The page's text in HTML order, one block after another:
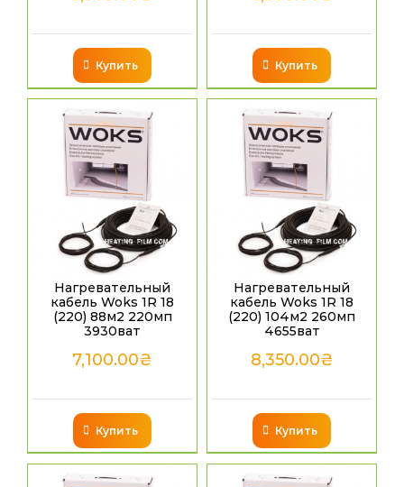
Купить Купить
Нагревательный
кабель Woks 1R 18
(220) 88м2 220мп
3930ват
7,100.00₴
Купить
Нагревательный
кабель Woks 1R 18
(220) 104м2 260мп
4655ват
8,350.00₴
Купить